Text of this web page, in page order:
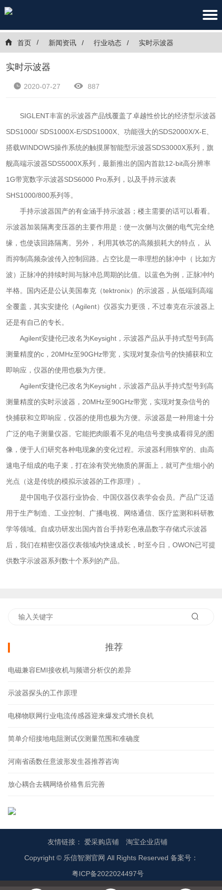
首页 新闻资讯 行业动态 实时示波器
实时示波器
2020-07-27 887
SIGLENT丰富的示波器产品线覆盖了卓越性价比的经济型示波器
SDS1000/ SDS1000X-E/SDS1000X、功能强大的SDS2000X/X-E、
搭载WINDOWS操作系统的触摸屏智能型示波器SDS3000X系列，旗
舰高端示波器SDS5000X系列，最新推出的国内首款12-bit高分辨率
1G带宽数字示波器SDS6000 Pro系列，以及手持示波表
SHS1000/800系列等。
手持示波器国产的有金涵手持示波器；楼主需要的话可以看看。
示波器加装隔离变压器的主要作用是：使一次侧与次侧的电气完全绝
缘，也使该回路隔离。另外， 利用其铁芯的高频损耗大的特点， 从
而抑制高频杂波传入控制回路。占空比是一串理想的脉冲中（ 比如方
波）正脉冲的持续时间与脉冲总周期的比值。以蓝色为例，正脉冲约
半格。国内还是公认美国泰克（tektronix）的示波器，从低端到高端
全覆盖，其实安捷伦（Agilent）仪器实力更强，不过泰克在示波器上
还是有自己的专长。
Agilent安捷伦已改名为Keysight，示波器产品从手持式型号到高
测量精度的c，20MHz至90GHz带宽，实现对复杂信号的快捕获和立
即响应，仪器的使用也极为方便。
Agilent安捷伦已改名为Keysight，示波器产品从手持式型号到高
测量精度的实时示波器，20MHz至90GHz带宽，实现对复杂信号的
快捕获和立即响应，仪器的使用也极为方便。示波器是一种用途十分
广泛的电子测量仪器。它能把肉眼看不见的电信号变换成看得见的图
像，便于人们研究各种电现象的变化过程。示波器利用狭窄的、由高
速电子组成的电子束，打在涂有荧光物质的屏面上，就可产生细小的
光点（这是传统的模拟示波器的工作原理）。
是中国电子仪器行业协会、中国仪器仪表学会会员。产品广泛适
用于生产制造、工业控制、广播电视、网络通信、医疗监测和科研教
学等领域。自成功研发出国内首台手持彩色液晶数字存储式示波器
后，我们在精密仪器仪表领域内快速成长，时至今日，OWON已可提
供数字示波器系列数十个系列的产品。
推荐
电磁兼容EMI接收机与频谱分析仪的差异
示波器探头的工作原理
电梯物联网行业电流传感器迎来爆发式增长良机
简单介绍接地电阻测试仪测量范围和准确度
河南省函数任意波形发生器推荐咨询
放心耦合去耦网络价格售后完善
友情链接： 爱采购店铺
淘宝企业店铺
Copyright © 乐信智测官网 All Rights Reserved 备案号：
粤ICP备2022024497号